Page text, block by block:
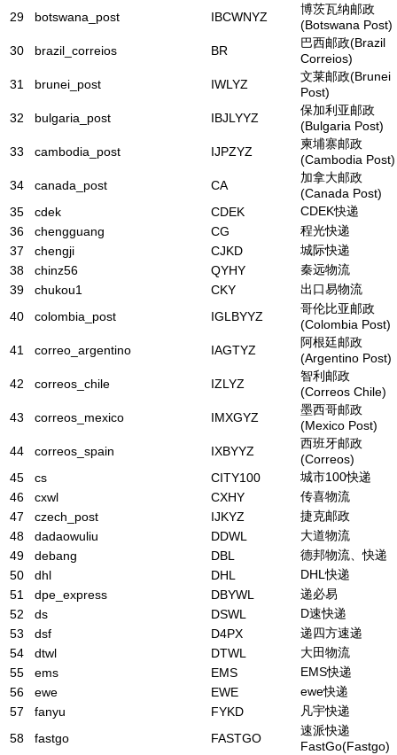
29
botswana_post IBCWNYZ
博茨瓦纳邮政
(Botswana Post)
30
brazil_correios BR
巴西邮政(Brazil
Correios)
31
brunei_post IWLYZ
文莱邮政(Brunei
Post)
32
bulgaria_post IBJLYYZ
保加利亚邮政
(Bulgaria Post)
33
cambodia_post IJPZYZ
柬埔寨邮政
(Cambodia Post)
34
canada_post CA
加拿大邮政
(Canada Post)
35
cdek CDEK
CDEK快递
36
chengguang CG
程光快递
37
chengji CJKD
城际快递
38
chinz56 QYHY
秦远物流
39
chukou1 CKY
出口易物流
40
colombia_post IGLBYYZ
哥伦比亚邮政
(Colombia Post)
41
correo_argentino IAGTYZ
阿根廷邮政
(Argentino Post)
42
correos_chile IZLYZ
智利邮政
(Correos Chile)
43
correos_mexico IMXGYZ
墨西哥邮政
(Mexico Post)
44
correos_spain IXBYYZ
西班牙邮政
(Correos)
45
cs CITY100
城市100快递
46
cxwl CXHY
传喜物流
47
czech_post IJKYZ
捷克邮政
48
dadaowuliu DDWL
大道物流
49
debang DBL
德邦物流、快递
50
dhl DHL
DHL快递
51
dpe_express DBYWL
递必易
52
ds DSWL
D速快递
53
dsf D4PX
递四方速递
54
dtwl DTWL
大田物流
55
ems EMS
EMS快递
56
ewe EWE
ewe快递
57
fanyu FYKD
凡宇快递
58
fastgo FASTGO
速派快递
FastGo(Fastgo)